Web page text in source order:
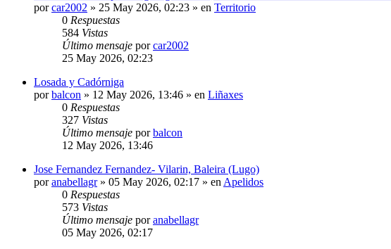
porcar2002 » 25 May 2026, 02:23 » en Territorio
0 Respuestas
584 Vistas
Último mensaje porcar2002
25 May 2026, 02:23
Losada y Cadórniga
porbalcon » 12 May 2026, 13:46 » en Liñaxes
0 Respuestas
327 Vistas
Último mensaje porbalcon
12 May 2026, 13:46
Jose Fernandez Fernandez- Vilarin, Baleira (Lugo)
poranabellagr» 05 May 2026, 02:17 » en Apelidos
0 Respuestas
573 Vistas
Último mensaje poranabellagr
05 May 2026, 02:17